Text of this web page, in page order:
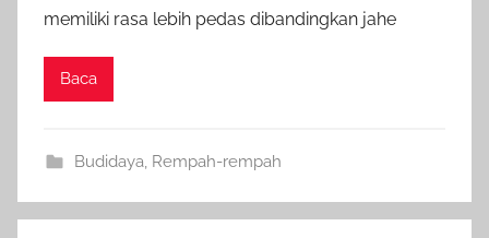
memiliki rasa lebih pedas dibandingkan jahe
Baca
Budidaya Rempah-rempah